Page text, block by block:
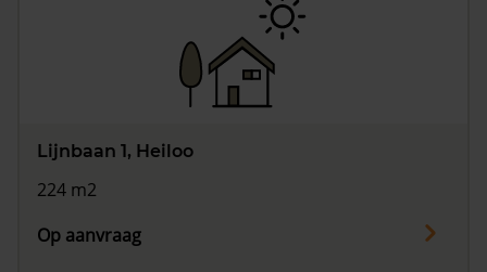
Lijnbaan 1, Heiloo
224 m2
Op aanvraag